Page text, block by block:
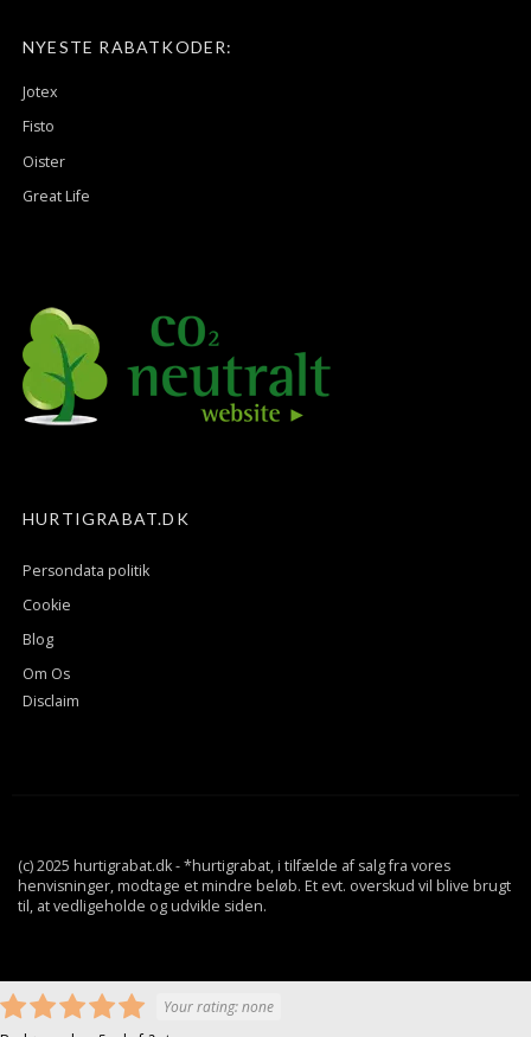
NYESTE RABATKODER:
Jotex
Fisto
Oister
Great Life
HURTIGRABAT.DK
Persondata politik
Cookie
Blog
Om Os
Disclaim
(c) 2025 hurtigrabat.dk - *hurtigrabat, i tilfælde af salg fra vores
henvisninger, modtage et mindre beløb. Et evt. overskud vil blive brugt
til, at vedligeholde og udvikle siden.
Your rating:none